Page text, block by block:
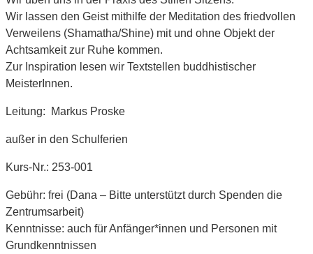
Wir lassen den Geist mithilfe der Meditation des friedvollen
Verweilens (Shamatha/Shine) mit und ohne Objekt der
Achtsamkeit zur Ruhe kommen.
Zur Inspiration lesen wir Textstellen buddhistischer
MeisterInnen.
Leitung: Markus Proske
außer in den Schulferien
Kurs-Nr.: 253-001
Gebühr: frei (Dana – Bitte unterstützt durch Spenden die
Zentrumsarbeit)
Kenntnisse: auch für Anfänger*innen und Personen mit
Grundkenntnissen